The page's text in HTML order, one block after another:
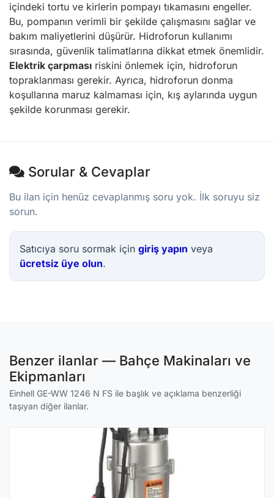
içindeki tortu ve kirlerin pompayı tıkamasını engeller.
Bu, pompanın verimli bir şekilde çalışmasını sağlar ve
bakım maliyetlerini düşürür. Hidroforun kullanımı
sırasında, güvenlik talimatlarına dikkat etmek önemlidir.
Elektrik çarpması riskini önlemek için, hidroforun
topraklanması gerekir. Ayrıca, hidroforun donma
koşullarına maruz kalmaması için, kış aylarında uygun
şekilde korunması gerekir.
Sorular & Cevaplar
Bu ilan için henüz cevaplanmış soru yok. İlk soruyu siz
sorun.
Satıcıya soru sormak için giriş yapın veya
ücretsiz üye olun.
Benzer ilanlar — Bahçe Makinaları ve
Ekipmanları
Einhell GE-WW 1246 N FS ile başlık ve açıklama benzerliği
taşıyan diğer ilanlar.